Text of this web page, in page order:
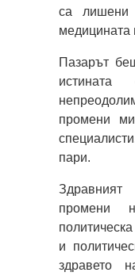
са лишени
медицината
Пазарът
промени
пари.
промени
и
здравето